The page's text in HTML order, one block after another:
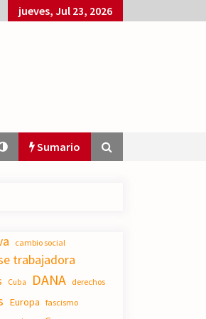
jueves, Jul 23, 2026
Sumario
políticos.
y movilizada, la
no se queda en casa.
cambio social
trabajadora
Cuba DANA derechos
Europa fascismo